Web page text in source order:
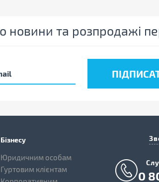
новини та розпродажі
Бізнесу
Юридичним особам
Гуртовим клієнтам
0